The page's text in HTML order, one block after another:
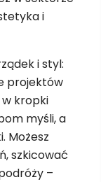
i
i styl:
projektów
w kropki
myśli, a
Możesz
szkicować
–